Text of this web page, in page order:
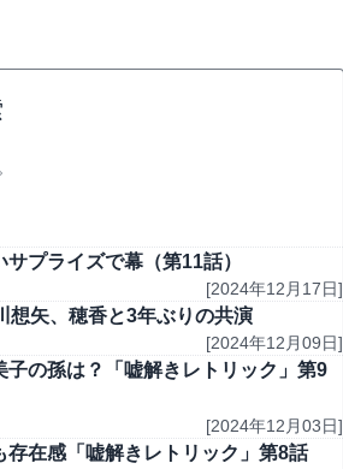
プライズで幕（第11話）
[2024年12月17日]
想矢、穂香と3年ぶりの共演
[2024年12月09日]
の孫は？「嘘解きレトリック」第9
[2024年12月03日]
在感「嘘解きレトリック」第8話